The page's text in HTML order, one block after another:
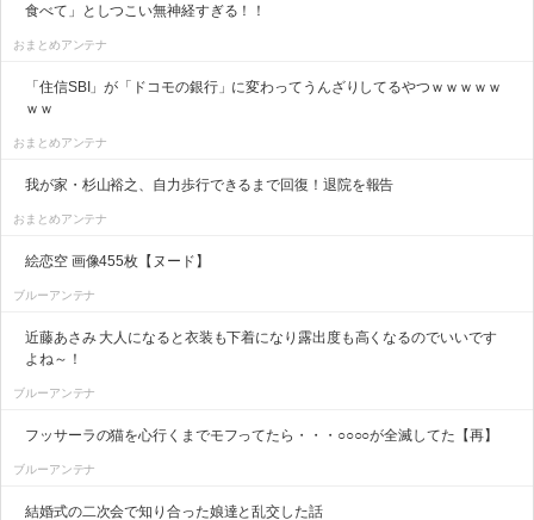
食べて」としつこい無神経すぎる！！
おまとめアンテナ
「住信SBI」が「ドコモの銀行」に変わってうんざりしてるやつｗｗｗｗｗ
ｗｗ
おまとめアンテナ
我が家・杉山裕之、自力歩行できるまで回復！退院を報告
おまとめアンテナ
絵恋空 画像455枚【ヌード】
ブルーアンテナ
近藤あさみ 大人になると衣装も下着になり露出度も高くなるのでいいです
よね～！
ブルーアンテナ
フッサーラの猫を心行くまでモフってたら・・・○○○○が全滅してた【再】
ブルーアンテナ
結婚式の二次会で知り合った娘達と乱交した話